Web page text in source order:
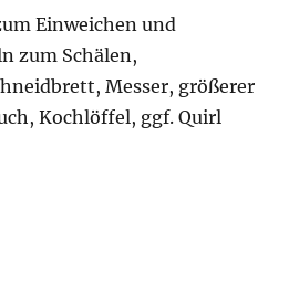
Einweichen und
zum Schälen,
Messer, größerer
Kochlöffel, ggf. Quirl